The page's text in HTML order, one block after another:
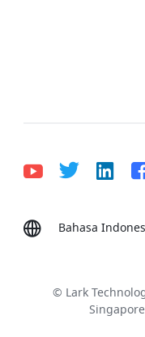
Bahasa
Tiếng Việt
ไทย
© Lark